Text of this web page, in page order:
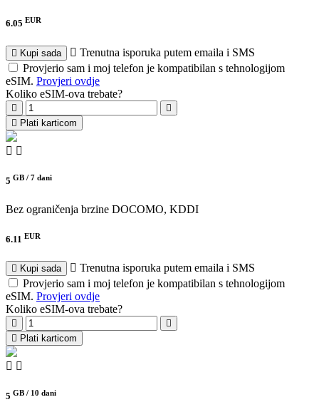
6.05 EUR
Kupi sada
Trenutna isporuka putem emaila i SMS
Provjerio sam i moj telefon je kompatibilan s tehnologijom
eSIM. Provjeri ovdje
Koliko eSIM-ova trebate?
Plati karticom
5 GB / 7 dani
Bez ograničenja brzine DOCOMO, KDDI
6.11 EUR
Kupi sada
Trenutna isporuka putem emaila i SMS
Provjerio sam i moj telefon je kompatibilan s tehnologijom
eSIM. Provjeri ovdje
Koliko eSIM-ova trebate?
Plati karticom
5 GB / 10 dani